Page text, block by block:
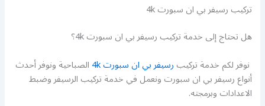
تركيب رسيفر بي ان سبورت 4k
هل تحتاج إلى خدمة تركيب رسيفر بي ان سبورت 4k؟
نوفر لكم خدمة تركيبرسيفر بي ان سبورت 4k الصباحية ونوفر أحدث
أنواع رسيفر بي ان سبورت ونعمل في خدمة تركيب الرسيفر وضبط
الاعدادات وبرمجته.